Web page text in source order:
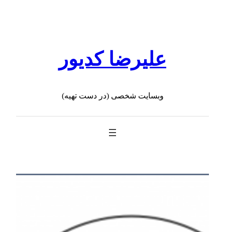
علیرضا کدیور
وبسایت شخصی (در دست تهیه)